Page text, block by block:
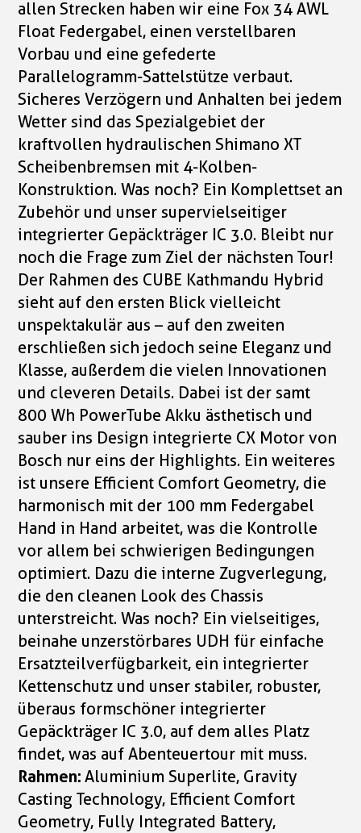
allen Strecken haben wir eine Fox 34 AWL
Float Federgabel, einen verstellbaren
Vorbau und eine gefederte
Parallelogramm-Sattelstütze verbaut.
Sicheres Verzögern und Anhalten bei jedem
Wetter sind das Spezialgebiet der
kraftvollen hydraulischen Shimano XT
Scheibenbremsen mit 4-Kolben-
Konstruktion. Was noch? Ein Komplettset an
Zubehör und unser supervielseitiger
integrierter Gepäckträger IC 3.0. Bleibt nur
noch die Frage zum Ziel der nächsten Tour!
Der Rahmen des CUBE Kathmandu Hybrid
sieht auf den ersten Blick vielleicht
unspektakulär aus – auf den zweiten
erschließen sich jedoch seine Eleganz und
Klasse, außerdem die vielen Innovationen
und cleveren Details. Dabei ist der samt
800 Wh PowerTube Akku ästhetisch und
sauber ins Design integrierte CX Motor von
Bosch nur eins der Highlights. Ein weiteres
ist unsere Efficient Comfort Geometry, die
harmonisch mit der 100 mm Federgabel
Hand in Hand arbeitet, was die Kontrolle
vor allem bei schwierigen Bedingungen
optimiert. Dazu die interne Zugverlegung,
die den cleanen Look des Chassis
unterstreicht. Was noch? Ein vielseitiges,
beinahe unzerstörbares UDH für einfache
Ersatzteilverfügbarkeit, ein integrierter
Kettenschutz und unser stabiler, robuster,
überaus formschöner integrierter
Gepäckträger IC 3.0, auf dem alles Platz
findet, was auf Abenteuertour mit muss.
Rahmen:Aluminium Superlite, Gravity
Casting Technology, Efficient Comfort
Geometry, Fully Integrated Battery,